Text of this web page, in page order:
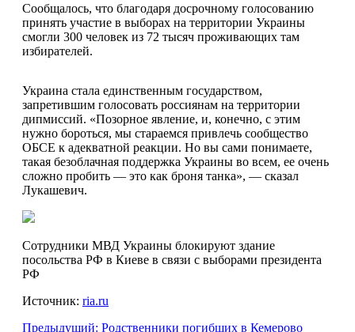
Сообщалось, что благодаря досрочному голосованию
принять участие в выборах на территории Украины
смогли 300 человек из 72 тысяч проживающих там
избирателей.
Украина стала единственным государством,
запретившим голосовать россиянам на территории
дипмиссий. «Позорное явление, и, конечно, с этим
нужно бороться, мы стараемся привлечь сообщество
ОБСЕ к адекватной реакции. Но вы сами понимаете,
такая безоблачная поддержка Украины во всем, ее очень
сложно пробить — это как броня танка», — сказал
Лукашевич.
Сотрудники МВД Украины блокируют здание
посольства РФ в Киеве в связи с выборами президента
РФ
Источник: ria.ru
Предыдущий: Родственники погибших в Кемерово